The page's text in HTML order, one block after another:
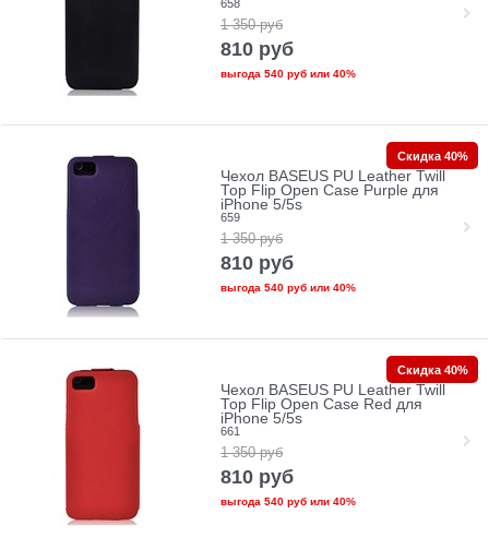
658
1 350 руб
810 руб
выгода 540 рубили 40%
Чехол BASEUS PU Leather Twill
Top Flip Open Case Purple для
iPhone 5/5s
659
1 350 руб
810 руб
выгода 540 рубили 40%
Скидка 40%
Чехол BASEUS PU Leather Twill
Top Flip Open Case Red для
iPhone 5/5s
661
1 350 руб
810 руб
выгода 540 рубили 40%
Скидка 40%